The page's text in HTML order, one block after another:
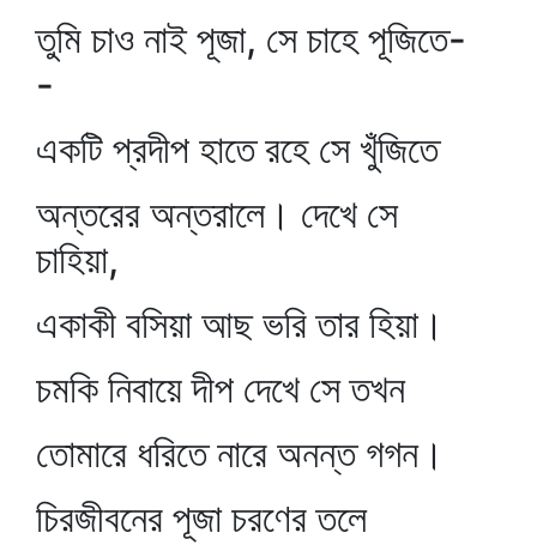
তুমি চাও নাই পূজা, সে চাহে পূজিতে-
-
একটি প্রদীপ হাতে রহে সে খুঁজিতে
অন্তরের অন্তরালে। দেখে সে
চাহিয়া,
একাকী বসিয়া আছ ভরি তার হিয়া।
চমকি নিবায়ে দীপ দেখে সে তখন
তোমারে ধরিতে নারে অনন্ত গগন।
চিরজীবনের পূজা চরণের তলে